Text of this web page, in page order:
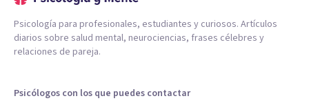
Psicología para profesionales, estudiantes y curiosos. Artículos
diarios sobre salud mental, neurociencias, frases célebres y
relaciones de pareja.
Psicólogos con los que puedes contactar